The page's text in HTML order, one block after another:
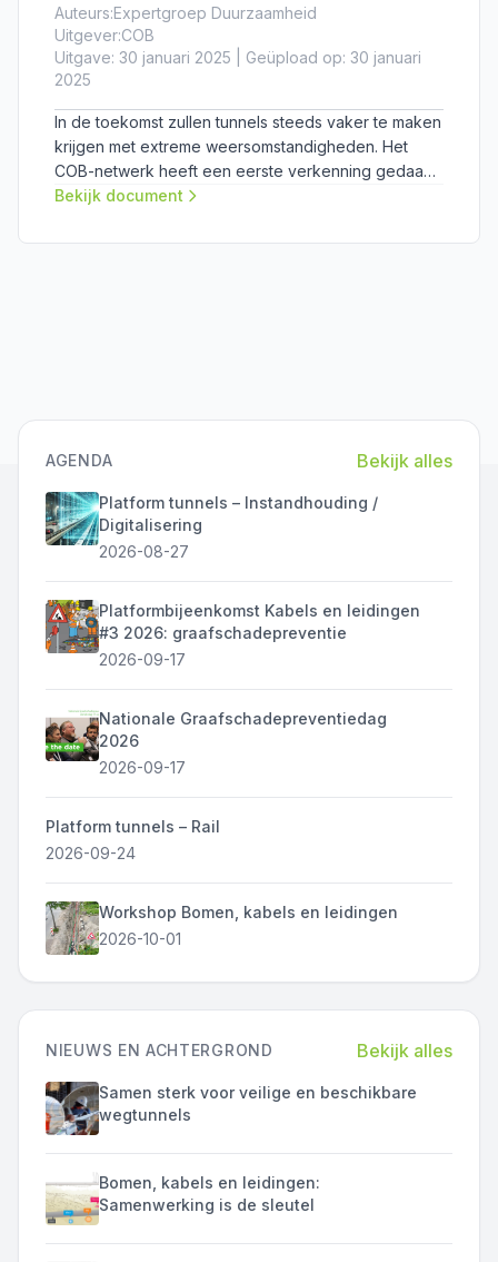
Auteurs:Expertgroep Duurzaamheid
Uitgever:COB
Uitgave: 30 januari 2025 | Geüpload op: 30 januari
2025
In de toekomst zullen tunnels steeds vaker te maken
krijgen met extreme weersomstandigheden. Het
COB-netwerk heeft een eerste verkenning gedaan
om de risico’s van klimaatverandering ten aanzien
brengen. Het rapport formuleert activiteiten
Bekijk document
AGENDA Bekijk alles
Platform tunnels – Instandhouding /
Digitalisering
2026-08-27
Platformbijeenkomst Kabels en leidingen
#3 2026: graafschadepreventie
2026-09-17
Nationale Graafschadepreventiedag
2026
2026-09-17
Platform tunnels – Rail
2026-09-24
Workshop Bomen, kabels en leidingen
2026-10-01
NIEUWS EN ACHTERGROND Bekijk alles
Samen sterk voor veilige en beschikbare
wegtunnels
Bomen, kabels en leidingen:
Samenwerking is de sleutel